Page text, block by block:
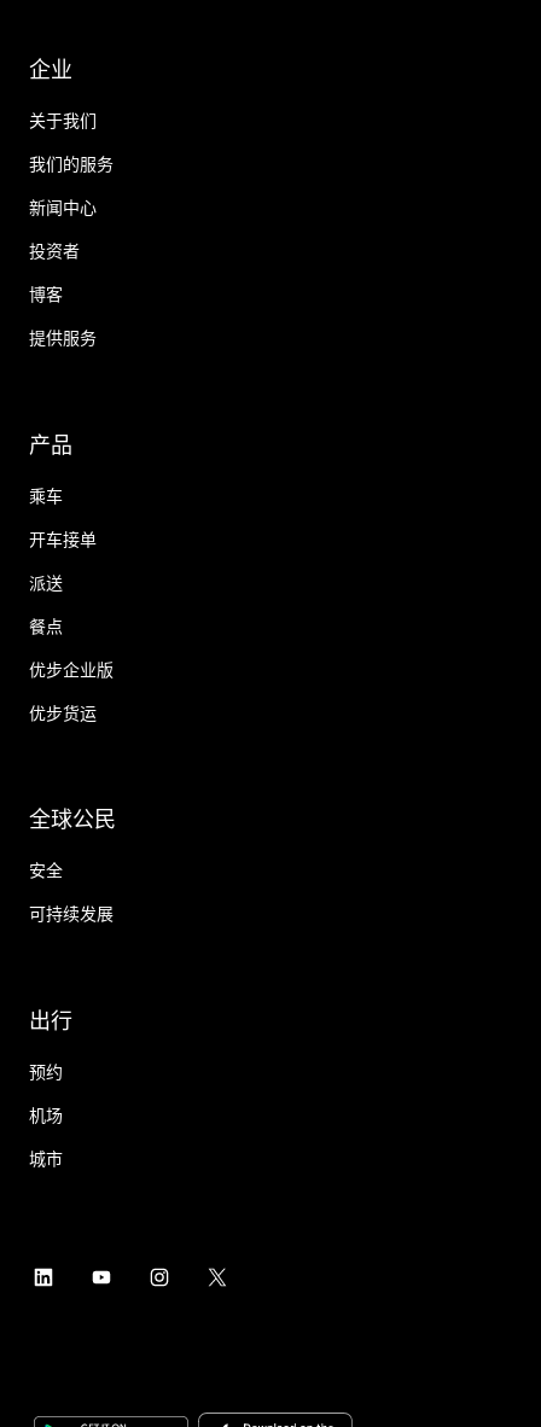
企业
关于我们
我们的服务
新闻中心
投资者
博客
提供服务
产品
乘车
开车接单
派送
餐点
优步企业版
优步货运
全球公民
安全
可持续发展
出行
预约
机场
城市